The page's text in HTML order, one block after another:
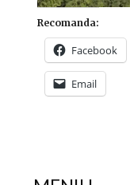
Recomanda:
Facebook
Email